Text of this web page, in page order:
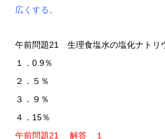
広くする。
午前問題21 生理食塩水の塩化ナトリ
１．0.9％
２．５％
３．９％
４．15％
午前問題21 解答 １